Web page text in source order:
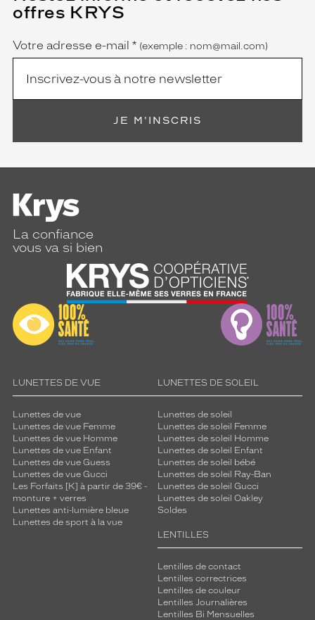
offres KRYS
Name
Votre adresse e-mail *
est
obligatoire)
(exemple : nom@mail.com)
JE M'INSCRIS
La confiance
vous va si bien
LUNETTES DE VUE
Lunettes de vue
Lunettes de vue Femme
Lunettes de vue Homme
Lunettes de vue Enfant
Lunettes de vue Guess
Lunettes de vue Gucci
Les Forfaits [K] à partir de 39€ -
monture + verres
Lunettes anti-lumière bleue
Lunettes de sport à la vue
LUNETTES DE SOLEIL
Lunettes de soleil
Lunettes de soleil Femme
Lunettes de soleil Homme
Lunettes de soleil Enfant
Lunettes de soleil bébé
Lunettes de soleil Ray-Ban
Lunettes de soleil Gucci
Lunettes de soleil Oakley
Soldes
LENTILLES
Lentilles de contact
Lentilles correctrices
Lentilles de couleur
Lentilles Journalières
Lentilles Bi Mensuelles